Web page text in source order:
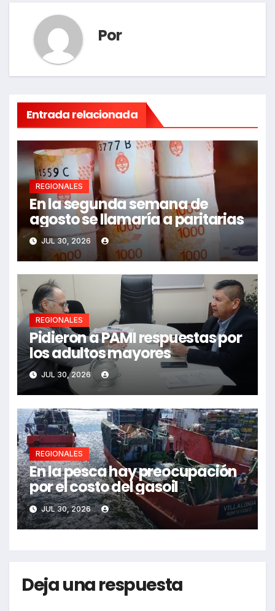
Por
Entrada relacionada
REGIONALES
En la segunda semana de
agosto se llamaría a paritarias
JUL 30, 2026
REGIONALES
Pidieron a PAMI respuestas por
los adultos mayores
JUL 30, 2026
REGIONALES
En la pesca hay preocupación
por el costo del gasoil
JUL 30, 2026
Deja una respuesta